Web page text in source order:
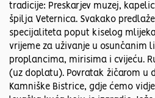
tradicije: Preskarjev muzej,
špilja Veternica. Svakako
specijaliteta poput kiselog
vrijeme za uživanje u osunčanim
proplancima, mirisima i cvijeću.
(uz doplatu). Povratak žičarom u
Kamniške Bistrice, gdje ćemo